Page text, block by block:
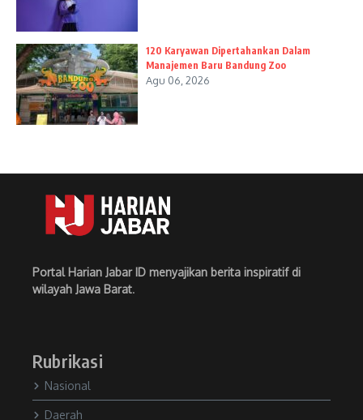
120 Karyawan Dipertahankan Dalam
Manajemen Baru Bandung Zoo
Agu 06, 2026
Portal Harian Jabar ID menyajikan berita inspiratif di
wilayah Jawa Barat.
Rubrikasi
Nasional
Daerah